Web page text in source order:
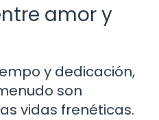
amor y
y dedicación,
son
vidas frenéticas.